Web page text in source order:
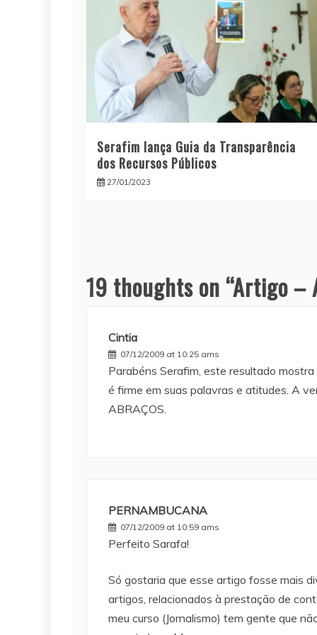
Serafim lança Guia da Transparência
dos Recursos Públicos
27/01/2023
19 thoughts on “Artigo –
Cintia
07/12/2009 at 10:25 ams
Parabéns Serafim, este resultado
é firme em suas palavras e atitudes. A
ABRAÇOS.
PERNAMBUCANA
07/12/2009 at 10:59 ams
Perfeito Sarafa!
Só gostaria que esse artigo fosse mais
artigos, relacionados à prestação de
meu curso (Jornalismo) tem gente que